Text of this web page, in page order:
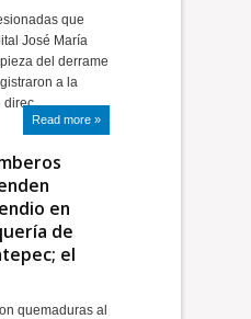
que
José María
del derrame
a la
direc…
Read more »
en
de
el
quemaduras al